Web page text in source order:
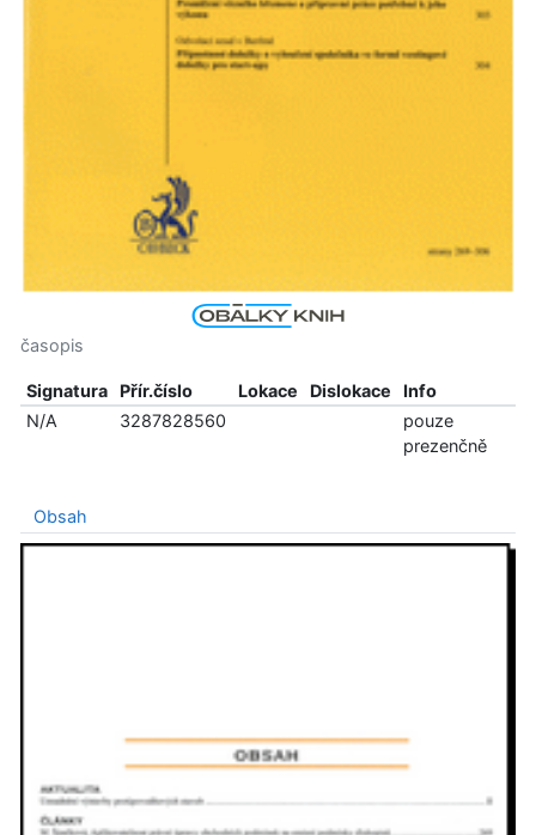
časopis
Signatura Přír.číslo Lokace Dislokace
Info
N/A
3287828560
pouze
prezenčně
Obsah